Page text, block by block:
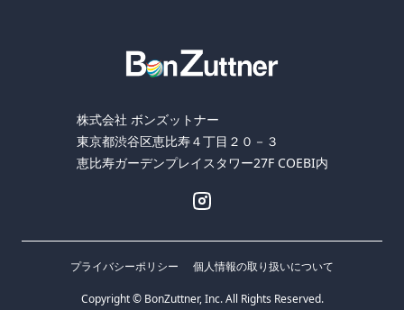
株式会社 ボンズットナー
東京都渋谷区恵比寿４丁目２０－３
恵比寿ガーデンプレイスタワー27F COEBI内
Copyright © BonZuttner, Inc. All Rights Reserved.
プライバシーポリシー 個人情報の取り扱いについて